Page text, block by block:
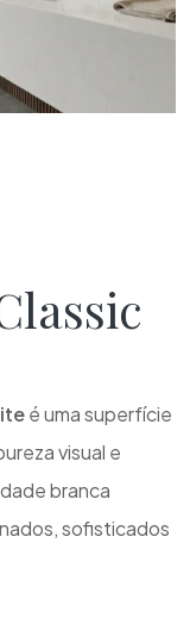
é uma superfície
visual e
branca
sofisticados